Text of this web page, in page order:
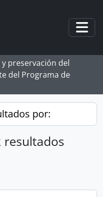
preservación del
del Programa de
por:
resultados